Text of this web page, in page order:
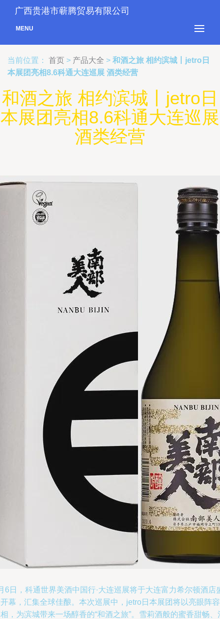
广西贵港市蕲腾贸易有限公司
MENU
当前位置： 首页 > 产品大全 > 和酒之旅 相约滨城丨jetro日
本展团亮相8.6科通大连巡展 酒类经营
和酒之旅 相约滨城丨jetro日
本展团亮相8.6科通大连巡展
酒类经营
6日，科通世界美酒中国行·大连巡展将于大连富力希尔顿酒店
幕，汇集全球佳酿。本次巡展中，jetro日本展团将以亮眼阵容
，为滨城带来一场醇香的“和酒之旅”。雪莉酒般的蜜香甜畅、